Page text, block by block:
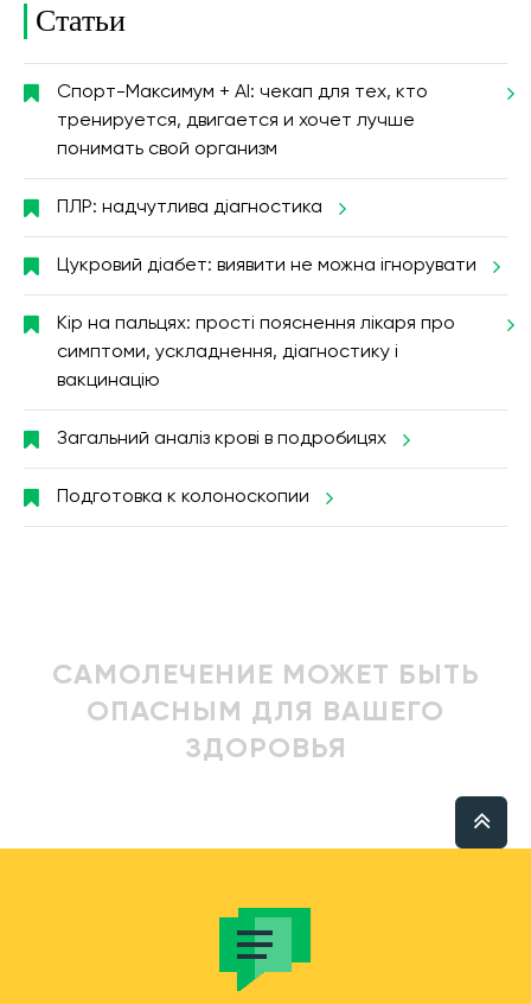
Статьи
Спорт-Максимум + AI: чекап для тех, кто
тренируется, двигается и хочет лучше
понимать свой организм
ПЛР: надчутлива діагностика
Цукровий діабет: виявити не можна ігнорувати
Кір на пальцях: прості пояснення лікаря про
симптоми, ускладнення, діагностику і
вакцинацію
Загальний аналіз крові в подробицях
Подготовка к колоноскопии
САМОЛЕЧЕНИЕ МОЖЕТ БЫТЬ
ОПАСНЫМ ДЛЯ ВАШЕГО
ЗДОРОВЬЯ